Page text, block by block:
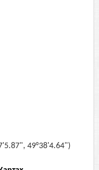
49°38'4.64")